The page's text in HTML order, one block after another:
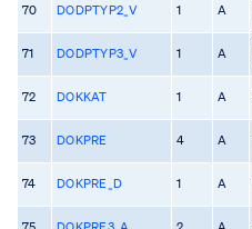
70 DODPTYP2_V 1 A
71 DODPTYP3_V 1 A
72 DOKKAT 1 A
73 DOKPRE 4 A
74 DOKPRE_D 1 A